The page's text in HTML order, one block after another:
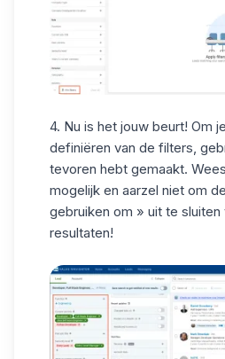
4. Nu is het jouw beurt! Om
definiëren van de filters,
tevoren hebt gemaakt. Wees
mogelijk en aarzel niet om
gebruiken om » uit te
resultaten!